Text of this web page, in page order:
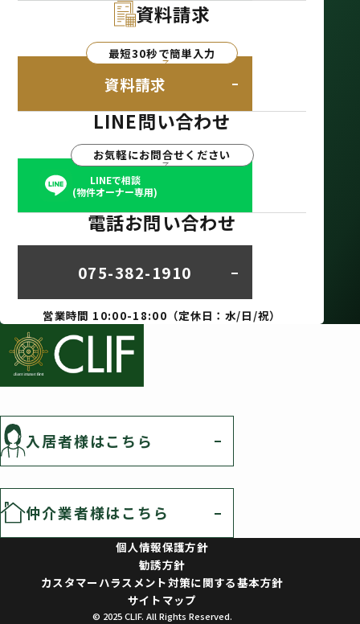
資料請求
最短30秒で簡単入力
資料請求
LINE問い合わせ
お気軽にお問合せください
LINEで相談
(物件オーナー専用)
電話お問い合わせ
075-382-1910
営業時間 10:00-18:00（定休日：水/日/祝）
入居者様はこちら
仲介業者様はこちら
個人情報保護方針
勧誘方針
カスタマーハラスメント対策に関する基本方針
サイトマップ
© 2025 CLIF. All Rights Reserved.